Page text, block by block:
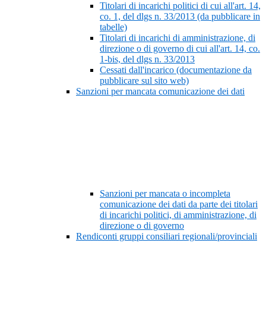
Titolari di incarichi politici di cui all'art. 14,
co. 1, del dlgs n. 33/2013 (da pubblicare in
tabelle)
Titolari di incarichi di amministrazione, di
direzione o di governo di cui all'art. 14, co.
1-bis, del dlgs n. 33/2013
Cessati dall'incarico (documentazione da
pubblicare sul sito web)
Sanzioni per mancata comunicazione dei dati
Sanzioni per mancata o incompleta
comunicazione dei dati da parte dei titolari
di incarichi politici, di amministrazione, di
direzione o di governo
Rendiconti gruppi consiliari regionali/provinciali